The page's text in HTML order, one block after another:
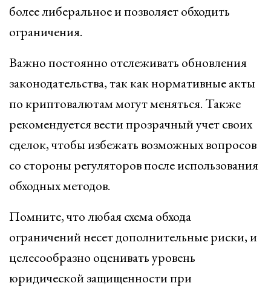
более либеральное и позволяет обходить
ограничения.
Важно постоянно отслеживать обновления
законодательства, так как нормативные акты
по криптовалютам могут меняться. Также
рекомендуется вести прозрачный учет своих
сделок, чтобы избежать возможных вопросов
со стороны регуляторов после использования
обходных методов.
Помните, что любая схема обхода
ограничений несет дополнительные риски, и
целесообразно оценивать уровень
юридической защищенности при